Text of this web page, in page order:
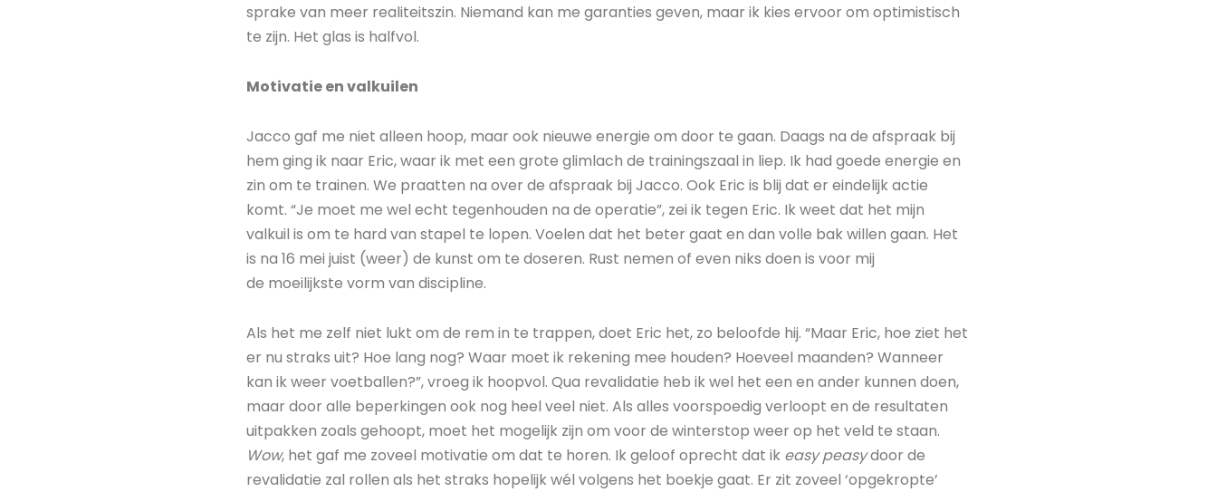
sprake van meer realiteitszin. Niemand kan me garanties geven, maar ik kies ervoor om optimistisch
te zijn. Het glas is halfvol.
Motivatie en valkuilen
Jacco gaf me niet alleen hoop, maar ook nieuwe energie om door te gaan. Daags na de afspraak bij
hem ging ik naar Eric, waar ik met een grote glimlach de trainingszaal in liep. Ik had goede energie en
zin om te trainen. We praatten na over de afspraak bij Jacco. Ook Eric is blij dat er eindelijk actie
komt. “Je moet me wel echt tegenhouden na de operatie”, zei ik tegen Eric. Ik weet dat het mijn
valkuil is om te hard van stapel te lopen. Voelen dat het beter gaat en dan volle bak willen gaan. Het
is na 16 mei juist (weer) de kunst om te doseren. Rust nemen of even niks doen is voor mij
de moeilijkste vorm van discipline.
Als het me zelf niet lukt om de rem in te trappen, doet Eric het, zo beloofde hij. “Maar Eric, hoe ziet het
er nu straks uit? Hoe lang nog? Waar moet ik rekening mee houden? Hoeveel maanden? Wanneer
kan ik weer voetballen?”, vroeg ik hoopvol. Qua revalidatie heb ik wel het een en ander kunnen doen,
maar door alle beperkingen ook nog heel veel niet. Als alles voorspoedig verloopt en de resultaten
uitpakken zoals gehoopt, moet het mogelijk zijn om voor de winterstop weer op het veld te staan.
Wow, het gaf me zoveel motivatie om dat te horen. Ik geloof oprecht dat ik easy peasydoor de
revalidatie zal rollen als het straks hopelijk wél volgens het boekje gaat. Er zit zoveel ‘opgekropte’